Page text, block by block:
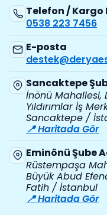
Telefon / Kargo
0538 223 7456
E-posta
Sancaktepe
İnönü Mahallesi,
Yıldırımlar İş
Sancaktepe /
📍 Haritada Gör
Eminönü Şube
Rüstempaşa
Büyük Abud
Fatih / İstanbul
📍 Haritada Gör